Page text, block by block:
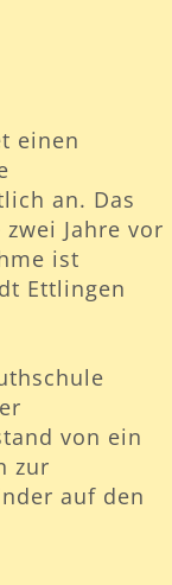
einen
an. Das
Jahre vor
ist
Ettlingen
von ein
zur
auf den